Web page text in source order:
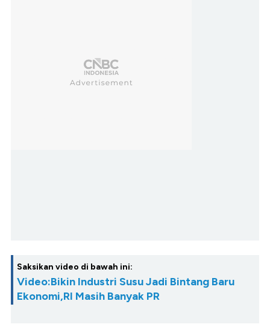
Saksikan video di bawah ini:
Video:Bikin Industri Susu Jadi Bintang Baru
Ekonomi,RI Masih Banyak PR